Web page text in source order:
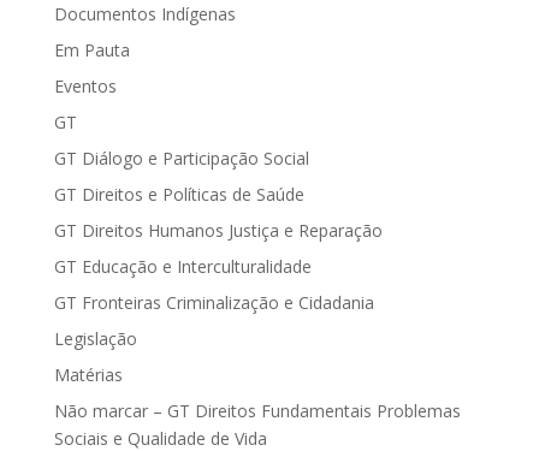
Documentos Indígenas
Em Pauta
Eventos
GT
GT Diálogo e Participação Social
GT Direitos e Políticas de Saúde
GT Direitos Humanos Justiça e Reparação
GT Educação e Interculturalidade
GT Fronteiras Criminalização e Cidadania
Legislação
Matérias
Não marcar – GT Direitos Fundamentais Problemas
Sociais e Qualidade de Vida